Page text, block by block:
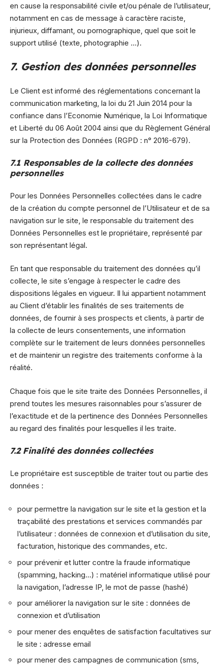
en cause la responsabilité civile et/ou pénale de l’utilisateur,
notamment en cas de message à caractère raciste,
injurieux, diffamant, ou pornographique, quel que soit le
support utilisé (texte, photographie …).
7. Gestion des données personnelles
Le Client est informé des réglementations concernant la
communication marketing, la loi du 21 Juin 2014 pour la
confiance dans l’Economie Numérique, la Loi Informatique
et Liberté du 06 Août 2004 ainsi que du Règlement Général
sur la Protection des Données (RGPD : n° 2016-679).
7.1 Responsables de la collecte des données
personnelles
Pour les Données Personnelles collectées dans le cadre
de la création du compte personnel de l’Utilisateur et de sa
navigation sur le site, le responsable du traitement des
Données Personnelles est le propriétaire, représenté par
son représentant légal.
En tant que responsable du traitement des données qu’il
collecte, le site s’engage à respecter le cadre des
dispositions légales en vigueur. Il lui appartient notamment
au Client d’établir les finalités de ses traitements de
données, de fournir à ses prospects et clients, à partir de
la collecte de leurs consentements, une information
complète sur le traitement de leurs données personnelles
et de maintenir un registre des traitements conforme à la
réalité.
Chaque fois que le site traite des Données Personnelles, il
prend toutes les mesures raisonnables pour s’assurer de
l’exactitude et de la pertinence des Données Personnelles
au regard des finalités pour lesquelles il les traite.
7.2 Finalité des données collectées
Le propriétaire est susceptible de traiter tout ou partie des
données :
pour permettre la navigation sur le site et la gestion et la
traçabilité des prestations et services commandés par
l’utilisateur : données de connexion et d’utilisation du site,
facturation, historique des commandes, etc.
pour prévenir et lutter contre la fraude informatique
(spamming, hacking…) : matériel informatique utilisé pour
la navigation, l’adresse IP, le mot de passe (hashé)
pour améliorer la navigation sur le site : données de
connexion et d’utilisation
pour mener des enquêtes de satisfaction facultatives sur
le site : adresse email
pour mener des campagnes de communication (sms,